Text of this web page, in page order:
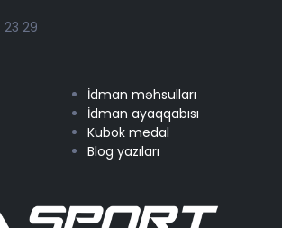
29
İdman məhsulları
İdman ayaqqabısı
Kubok medal
Blog yazıları